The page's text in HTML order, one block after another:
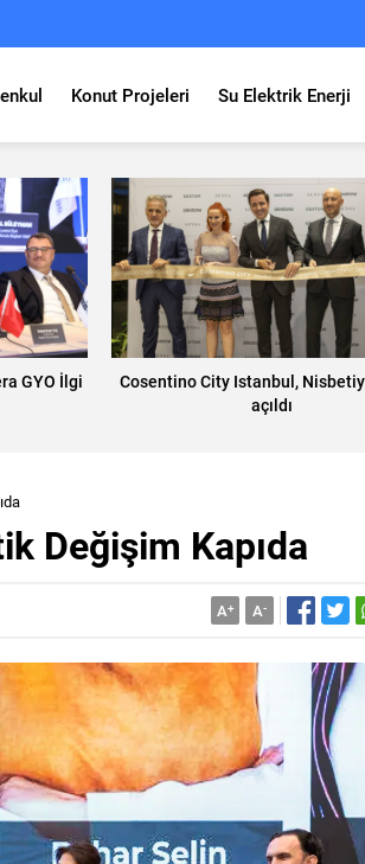
Konut Projeleri Su Elektrik Enerji
GYO İlgi
Cosentino City Istanbul,
açıldı
Değişim Kapıda
A+ A-